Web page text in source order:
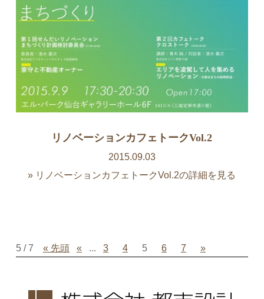
リノベーションカフェトークVol.2
2015.09.03
» リノベーションカフェトークVol.2の詳細を見る
5 / 7 « 先頭 « ... 3 4 5 6 7 »